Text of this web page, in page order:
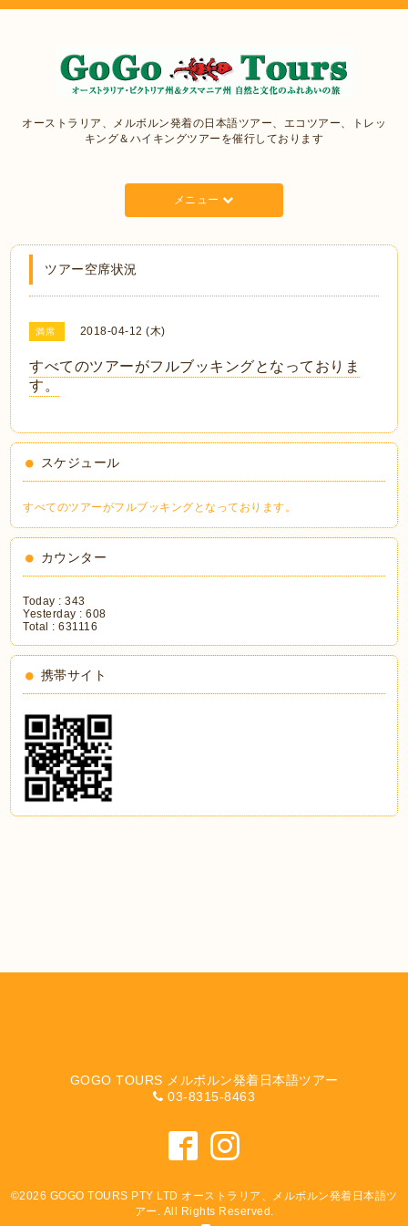
オーストラリア、メルボルン発着の日本語ツアー、エコツアー、トレッ
キング＆ハイキングツアーを催行しております
メニュー
ツアー空席状況
満席 2018-04-12 (木)
すべてのツアーがフルブッキングとなっておりま
す。
スケジュール
すべてのツアーがフルブッキングとなっております。
カウンター
Today :343
Yesterday :608
Total :631116
携帯サイト
GOGO TOURS メルボルン発着日本語ツアー
03-8315-8463
©2026 GOGO TOURS PTY LTD オーストラリア、メルボルン発着日本語ツ
アー . All Rights Reserved.